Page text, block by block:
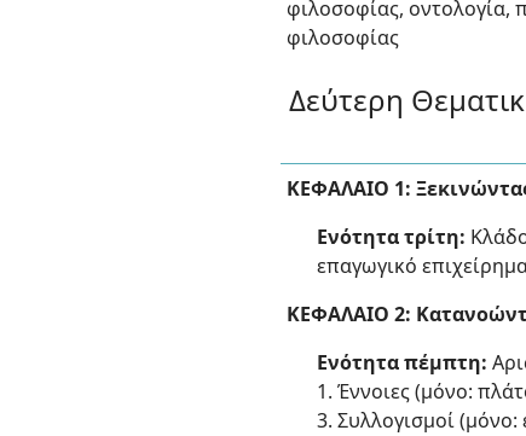
φιλοσοφίας, οντολογία,
φιλοσοφίας
Δεύτερη
ΚΕΦΑΛΑΙΟ 1:
Ενότητα τρίτη:
επαγωγικό
ΚΕΦΑΛΑΙΟ 2:
Ενότητα πέμπτη:
1. Έννοιες (μόνο:
3. Συλλογισμοί